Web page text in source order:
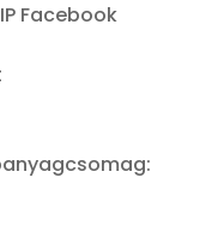
Facebook